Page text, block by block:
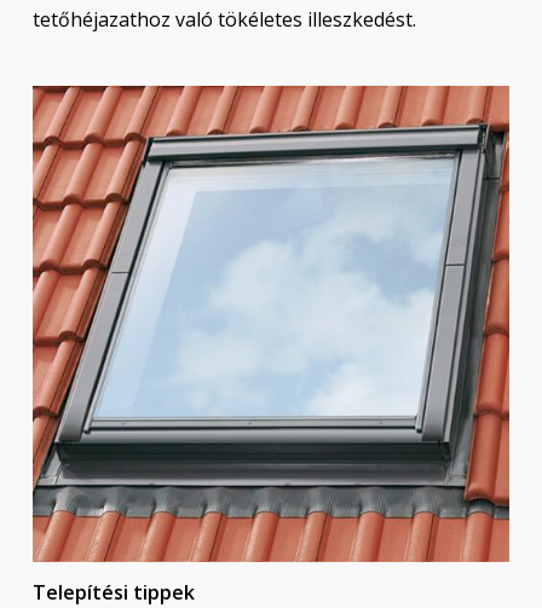
tetőhéjazathoz való tökéletes illeszkedést.
Telepítési tippek